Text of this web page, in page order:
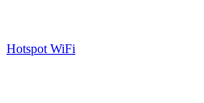
Hotspot WiFi